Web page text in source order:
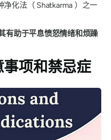
净化法（ Shatkarma ）之一
有助于平息愤怒情绪和烦躁
项和禁忌症